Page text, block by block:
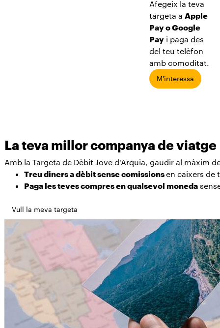
Afegeix la teva
targeta aApple
Pay o Google
Pay i paga des
del teu telèfon
amb comoditat.
M'interessa
La teva millor companya de viatge
Amb la Targeta de Dèbit Jove d'Arquia, gaudir al màxim
Treu diners a dèbit sense comissionsen caixers de
Paga les teves compres en qualsevol moneda
Vull la meva targeta